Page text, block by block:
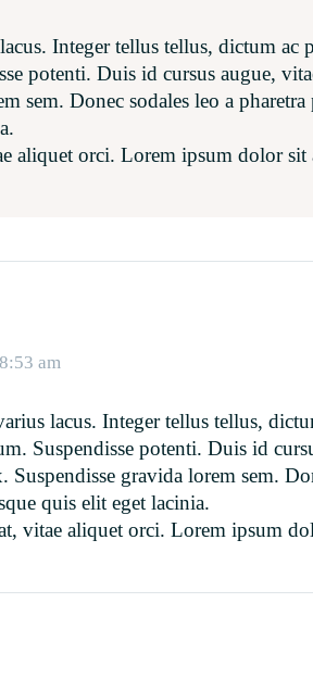
Integer tellus tellus, dictum ac
potenti. Duis id cursus augue,
sem. Donec sodales leo a
aliquet orci. Lorem ipsum dolor sit
am
lacus. Integer tellus tellus,
Suspendisse potenti. Duis id
Suspendisse gravida lorem sem.
quis elit eget lacinia.
vitae aliquet orci. Lorem ipsum